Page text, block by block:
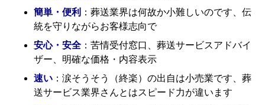
簡単・便利 ：葬送業界は何故か小難しいのです、伝
統を守りながらお客様志向で
安心・安全：苦情受付窓口、葬送サービスアドバイ
ザー、明確な価格・内容表示
速い：涙そうそう（終楽）の出自は小売業です、葬
送サービス業界さんとはスピード力が違います